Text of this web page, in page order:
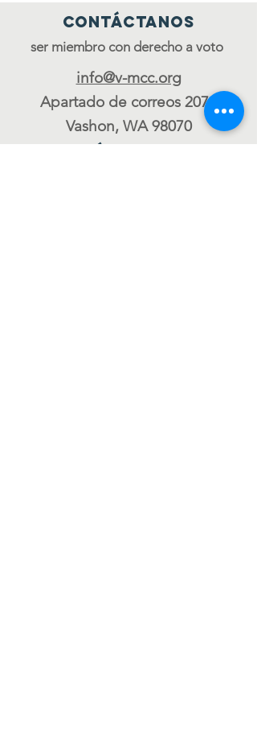
Contáctanos
ser miembro con derecho a voto
info@v-mcc.org
Apartado de correos 2073
Vashon, WA 98070